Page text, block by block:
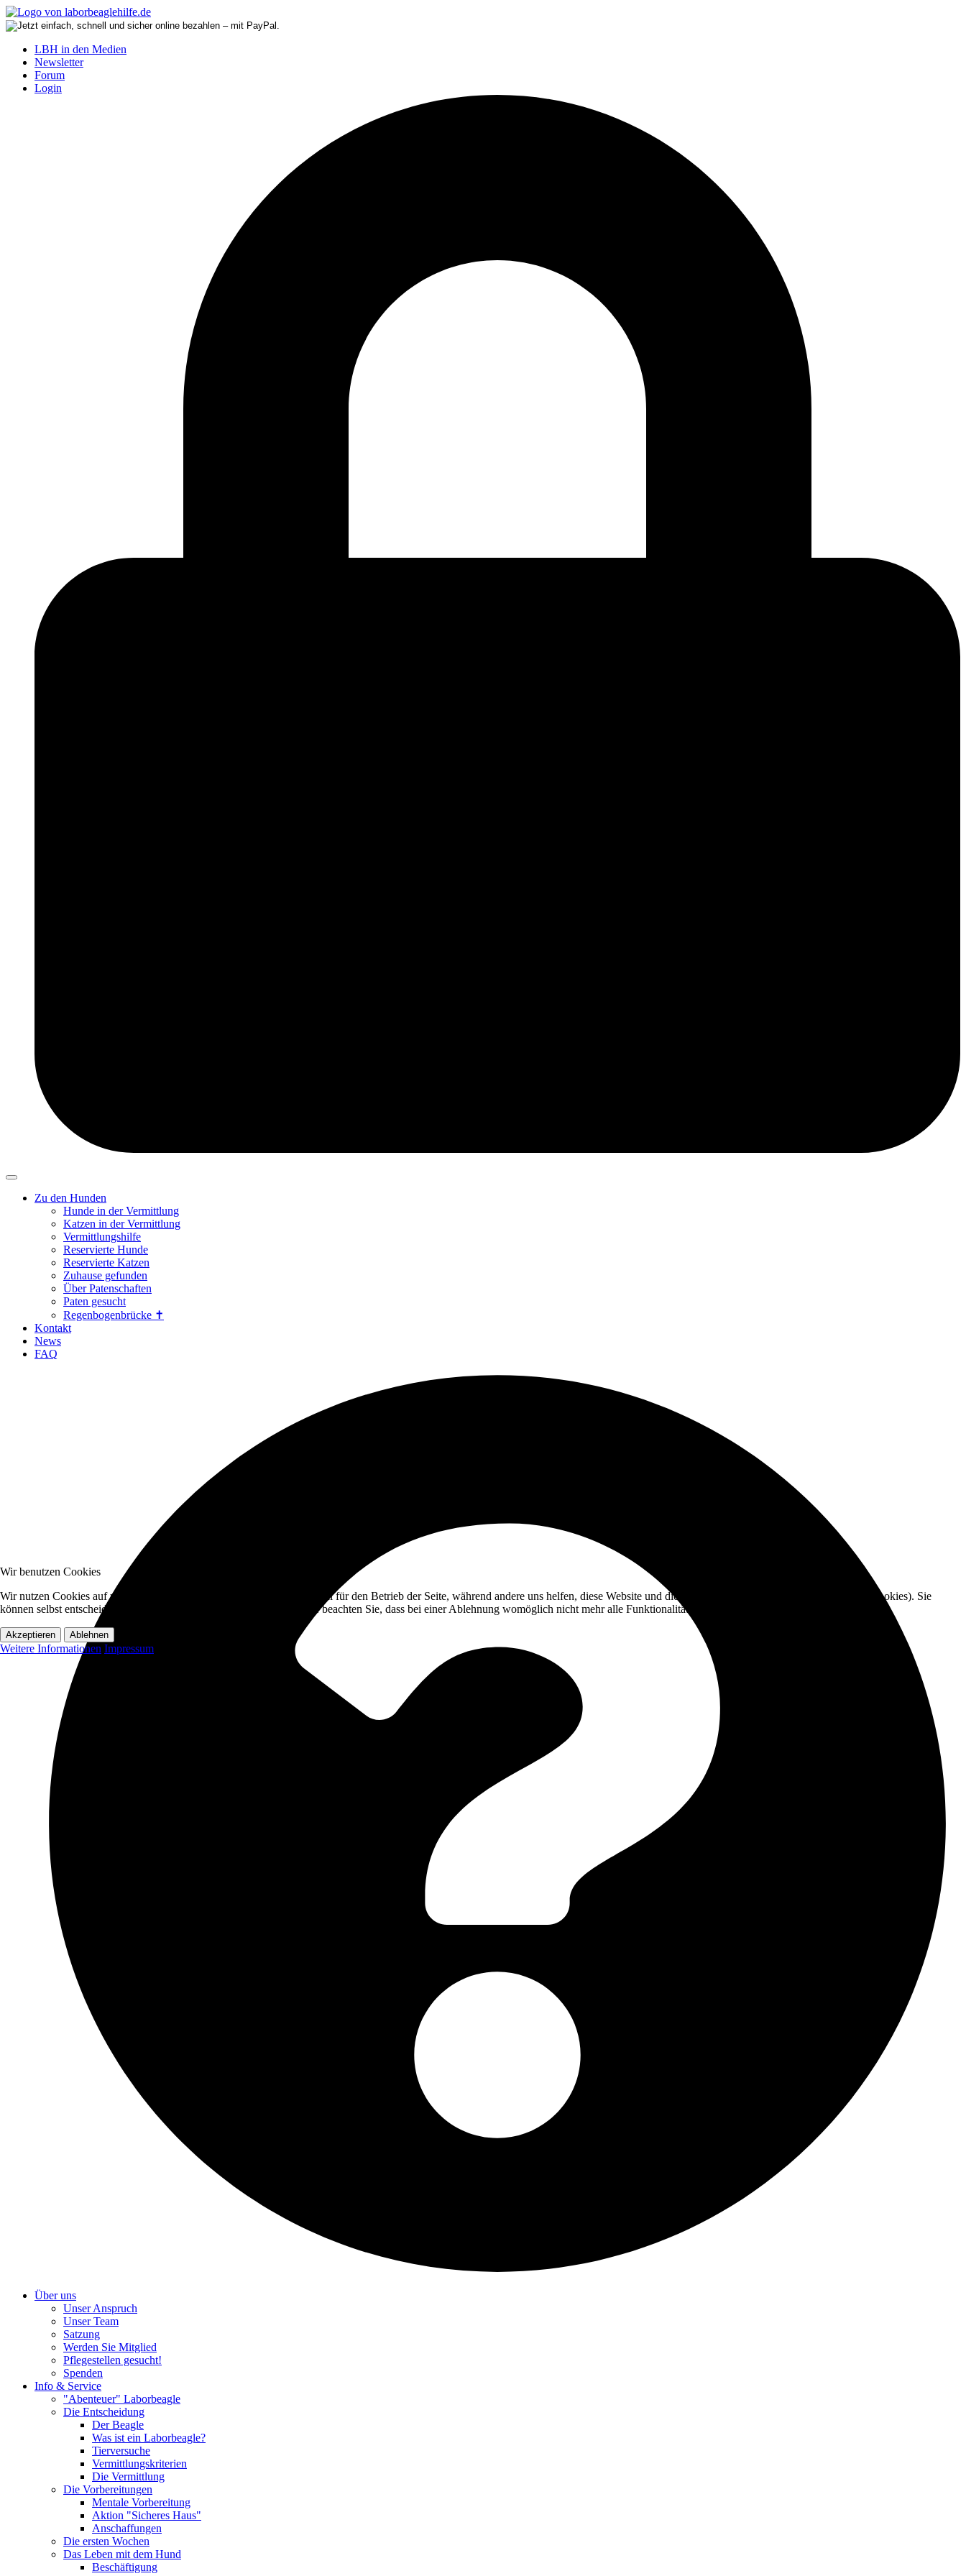
LBH in den Medien
Newsletter
Forum
Login
Zu den Hunden
Hunde in der Vermittlung
Katzen in der Vermittlung
Vermittlungshilfe
Reservierte Hunde
Reservierte Katzen
Zuhause gefunden
Über Patenschaften
Paten gesucht
Regenbogenbrücke ✝
Kontakt
News
FAQ
Über uns
Unser Anspruch
Unser Team
Satzung
Werden Sie Mitglied
Pflegestellen gesucht!
Spenden
Info & Service
"Abenteuer" Laborbeagle
Die Entscheidung
Der Beagle
Was ist ein Laborbeagle?
Tierversuche
Vermittlungskriterien
Die Vermittlung
Die Vorbereitungen
Mentale Vorbereitung
Aktion "Sicheres Haus"
Anschaffungen
Die ersten Wochen
Das Leben mit dem Hund
Beschäftigung
Wir benutzen Cookies
Wir nutzen Cookies auf unserer Website. Einige von ihnen sind essenziell für den Betrieb der Seite, während andere uns helfen, diese Website und die Nutzererfahrung zu verbessern (Tracking Cookies). Sie
können selbst entscheiden, ob Sie die Cookies zulassen möchten. Bitte beachten Sie, dass bei einer Ablehnung womöglich nicht mehr alle Funktionalitäten der Seite zur Verfügung stehen.
Akzeptieren Ablehnen
Weitere Informationen Impressum